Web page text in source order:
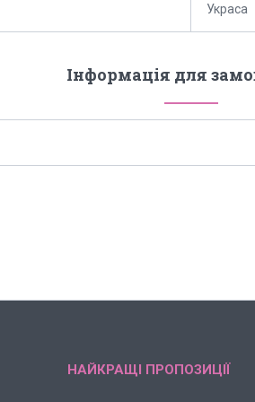
Украса
Інформація для
НАЙКРАЩІ ПРОПОЗИЦІЇ